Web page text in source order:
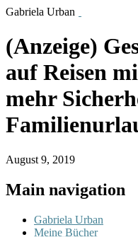
Gabriela Urban
(Anzeige)
auf Reisen
mehr
August 9, 2019
Main navigation
Gabriela Urban
Meine Bücher